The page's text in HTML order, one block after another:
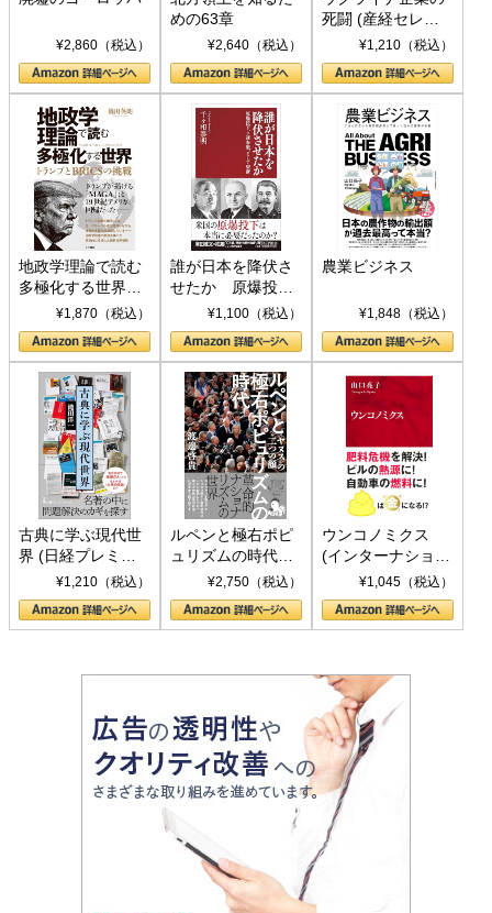
¥2,860（税込）
めの63章
¥2,640（税込）
死闘 (産経セレク
ト S 039)¥1,210（税込）
地政学理論で読む
多極化する世界：
トランプとBRICS
の挑戦
¥1,870（税込）
誰が日本を降伏さ
せたか 原爆投
下、ソ連参戦、そ
して聖断 (PHP新
書)
¥1,100（税込）
農業ビジネス
¥1,848（税込）
古典に学ぶ現代世
界 (日経プレミア
シリーズ)¥1,210（税込）
ルペンと極右ポピ
ュリズムの時代：
〈ヤヌス〉の二つ
の顔
¥2,750（税込）
ウンコノミクス
(インターナショナ
ル新書)¥1,045（税込）